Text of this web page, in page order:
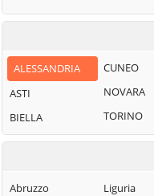
Avolasca
Basaluzzo
Bassignana
Belforte
Fresonara
Fubine
ALESSANDRIA
ASTI
BIELLA
CUNEO
NOVARA
TORINO
Abruzzo
Liguria